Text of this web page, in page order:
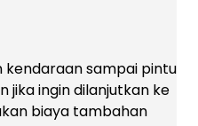
kendaraan sampai pintu
jika ingin dilanjutkan ke
biaya tambahan